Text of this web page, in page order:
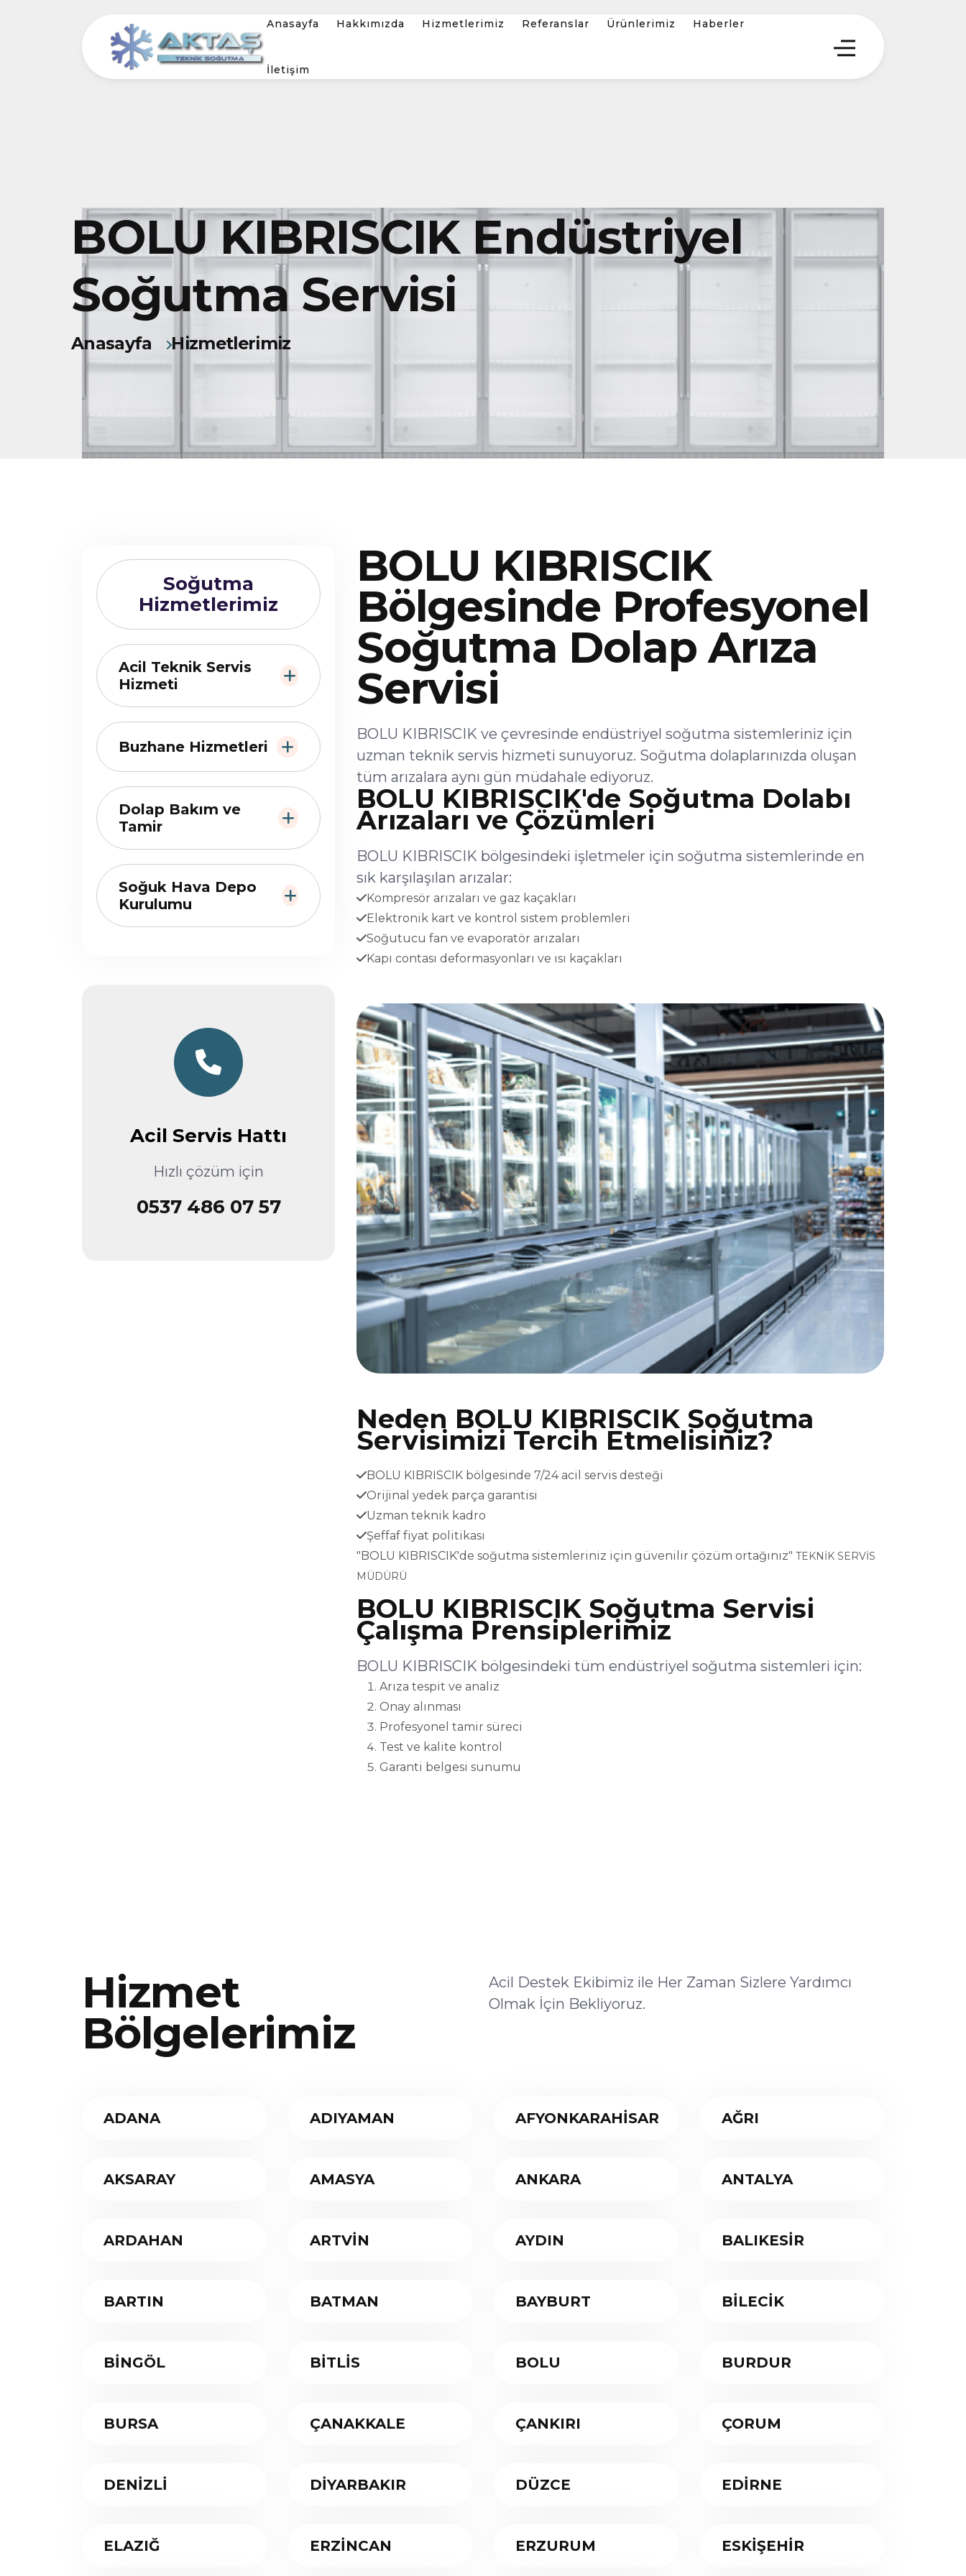
Anasayfa Hakkımızda Hizmetlerimiz Referanslar Ürünlerimiz Haberler
İletişim
BOLU KIBRISCIK Endüstriyel
Soğutma Servisi
Anasayfa Hizmetlerimiz
Soğutma
Hizmetlerimiz
Acil Teknik Servis
Hizmeti
Buzhane Hizmetleri
Dolap Bakım ve
Tamir
Soğuk Hava Depo
Kurulumu
Acil Servis Hattı
Hızlı çözüm için
0537 486 07 57
BOLU KIBRISCIK
Bölgesinde Profesyonel
Soğutma Dolap Arıza
Servisi
BOLU KIBRISCIK ve çevresinde endüstriyel soğutma sistemleriniz için
uzman teknik servis hizmeti sunuyoruz. Soğutma dolaplarınızda oluşan
tüm arızalara aynı gün müdahale ediyoruz.
BOLU KIBRISCIK'de Soğutma Dolabı
Arızaları ve Çözümleri
BOLU KIBRISCIK bölgesindeki işletmeler için soğutma sistemlerinde en
sık karşılaşılan arızalar:
Kompresör arızaları ve gaz kaçakları
Elektronik kart ve kontrol sistem problemleri
Soğutucu fan ve evaporatör arızaları
Kapı contası deformasyonları ve ısı kaçakları
Neden BOLU KIBRISCIK Soğutma
Servisimizi Tercih Etmelisiniz?
BOLU KIBRISCIK bölgesinde 7/24 acil servis desteği
Orijinal yedek parça garantisi
Uzman teknik kadro
Şeffaf fiyat politikası
"BOLU KIBRISCIK'de soğutma sistemleriniz için güvenilir çözüm ortağınız" TEKNİK SERVİS
MÜDÜRÜ
BOLU KIBRISCIK Soğutma Servisi
Çalışma Prensiplerimiz
BOLU KIBRISCIK bölgesindeki tüm endüstriyel soğutma sistemleri için:
Arıza tespit ve analiz
Onay alınması
Profesyonel tamir süreci
Test ve kalite kontrol
Garanti belgesi sunumu
Hizmet
Bölgelerimiz
Acil Destek Ekibimiz ile Her Zaman Sizlere Yardımcı
Olmak İçin Bekliyoruz.
ADANA ADIYAMAN AFYONKARAHİSAR AĞRI
AKSARAY AMASYA ANKARA ANTALYA
ARDAHAN ARTVİN AYDIN BALIKESİR
BARTIN BATMAN BAYBURT BİLECİK
BİNGÖL BİTLİS BOLU BURDUR
BURSA ÇANAKKALE ÇANKIRI ÇORUM
DENİZLİ DİYARBAKIR DÜZCE EDİRNE
ELAZIĞ ERZİNCAN ERZURUM ESKİŞEHİR